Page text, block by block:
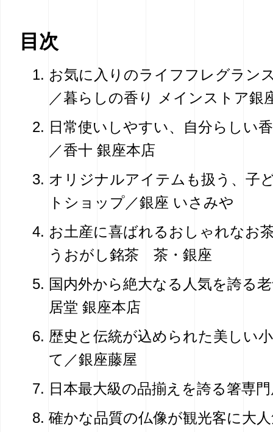
目次
お気に入りのライフフレグラン
／暮らしの香り メインストア銀
日常使いしやすい、自分らしい
／香十 銀座本店
オリジナルアイテムも扱う、子
トショップ／銀座 いさみや
お土産に喜ばれるおしゃれなお
うおがし銘茶 茶・銀座
国内外から絶大なる人気を誇る
居堂 銀座本店
歴史と伝統が込められた美しい
て／銀座藤屋
日本最大級の品揃えを誇る箸専
確かな品質の仏像が観光客に大